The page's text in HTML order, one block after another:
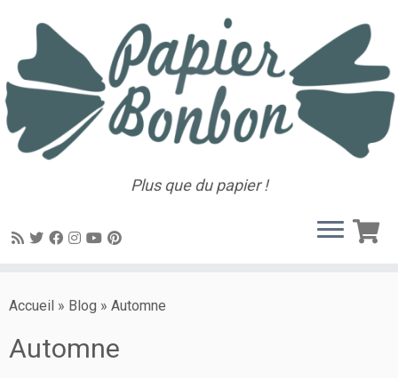
Plus que du papier !
Accueil » Blog » Automne
Automne